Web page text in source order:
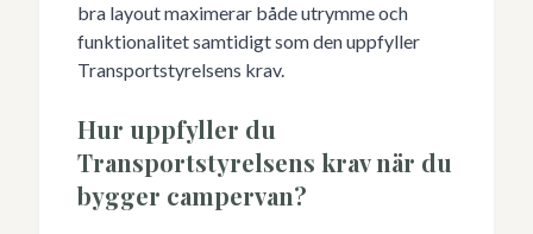
bra layout maximerar både utrymme och
funktionalitet samtidigt som den uppfyller
Transportstyrelsens krav.
Hur uppfyller du
Transportstyrelsens krav när du
bygger campervan?